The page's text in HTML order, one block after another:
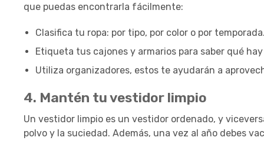
que puedas encontrarla fácilmente:
Clasifica tu ropa: por tipo, por color o por temporada.
Etiqueta tus cajones y armarios para saber qué
Utiliza organizadores, estos te ayudarán a
4. Mantén tu vestidor limpio
Un vestidor limpio es un vestidor ordenado, y
polvo y la suciedad. Además, una vez al año debes